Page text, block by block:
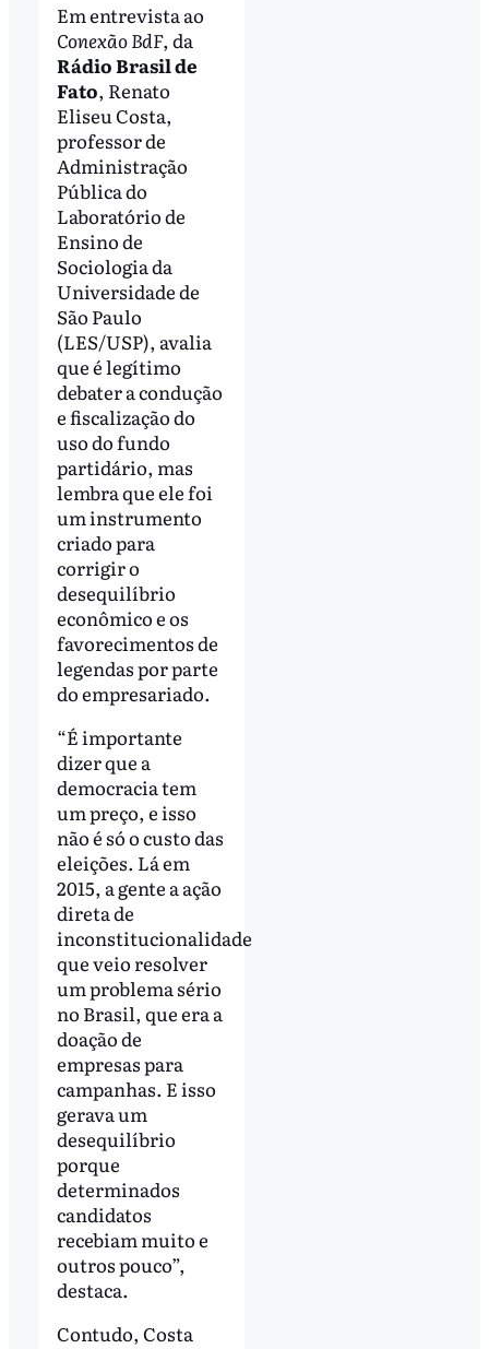
Em entrevista ao
Conexão BdF, da
Rádio Brasil de
Fato, Renato
Eliseu Costa,
professor de
Administração
Pública do
Laboratório de
Ensino de
Sociologia da
Universidade de
São Paulo
(LES/USP), avalia
que é legítimo
debater a condução
e fiscalização do
uso do fundo
partidário, mas
lembra que ele foi
um instrumento
criado para
corrigir o
desequilíbrio
econômico e os
favorecimentos de
legendas por parte
do empresariado.
“É importante
dizer que a
democracia tem
um preço, e isso
não é só o custo das
eleições. Lá em
2015, a gente a ação
direta de
inconstitucionalidade
que veio resolver
um problema sério
no Brasil, que era a
doação de
empresas para
campanhas. E isso
gerava um
desequilíbrio
porque
determinados
candidatos
recebiam muito e
outros pouco”,
destaca.
Contudo, Costa